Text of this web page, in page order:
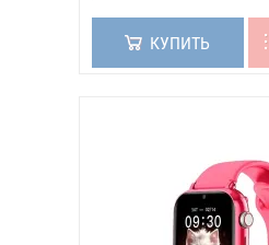
КУПИТЬ